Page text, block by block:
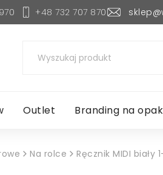
+48 732 707 870
Outlet Branding na
Na rolce Ręcznik MIDI biały